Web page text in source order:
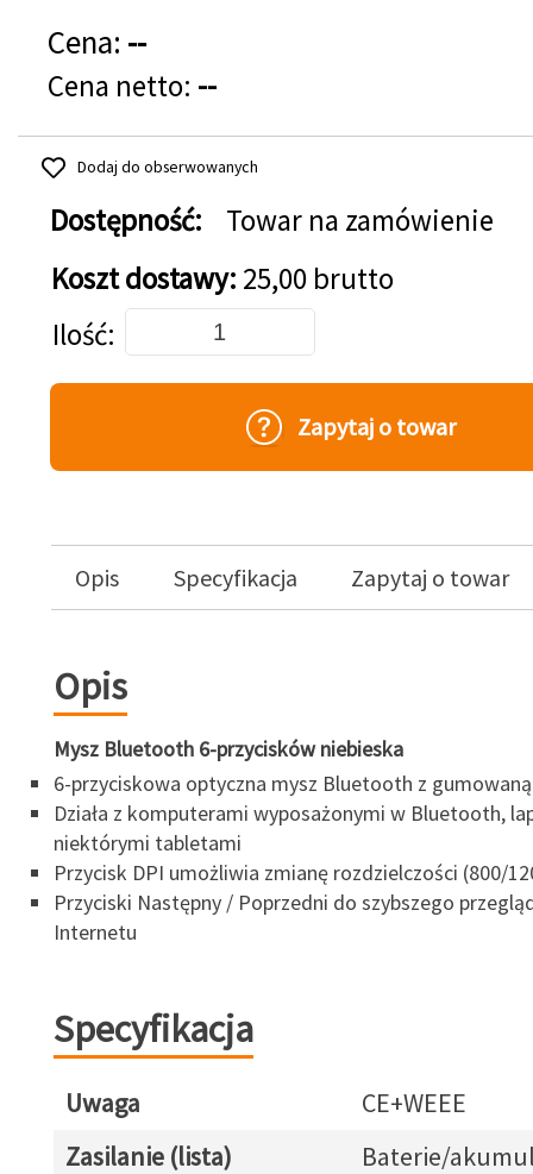
Cena: --
Cena netto: --
Dodaj do obserwowanych
Dostępność:
Towar na zamówienie
Koszt dostawy: 25,00 brutto
Dodaj do koszyka
Ilość
Zapytaj o towar
Opis Specyfikacja Zapytaj o towar
Opis
Mysz Bluetooth 6-przycisków niebieska
6-przyciskowa optyczna mysz Bluetooth z
Działa z komputerami wyposażonymi w Bluetooth,
niektórymi tabletami
Przycisk DPI umożliwia zmianę rozdzielczości (800/
Przyciski Następny / Poprzedni do szybszego
Internetu
Specyfikacja
Uwaga
CE+WEEE
Zasilanie (lista)
Baterie/